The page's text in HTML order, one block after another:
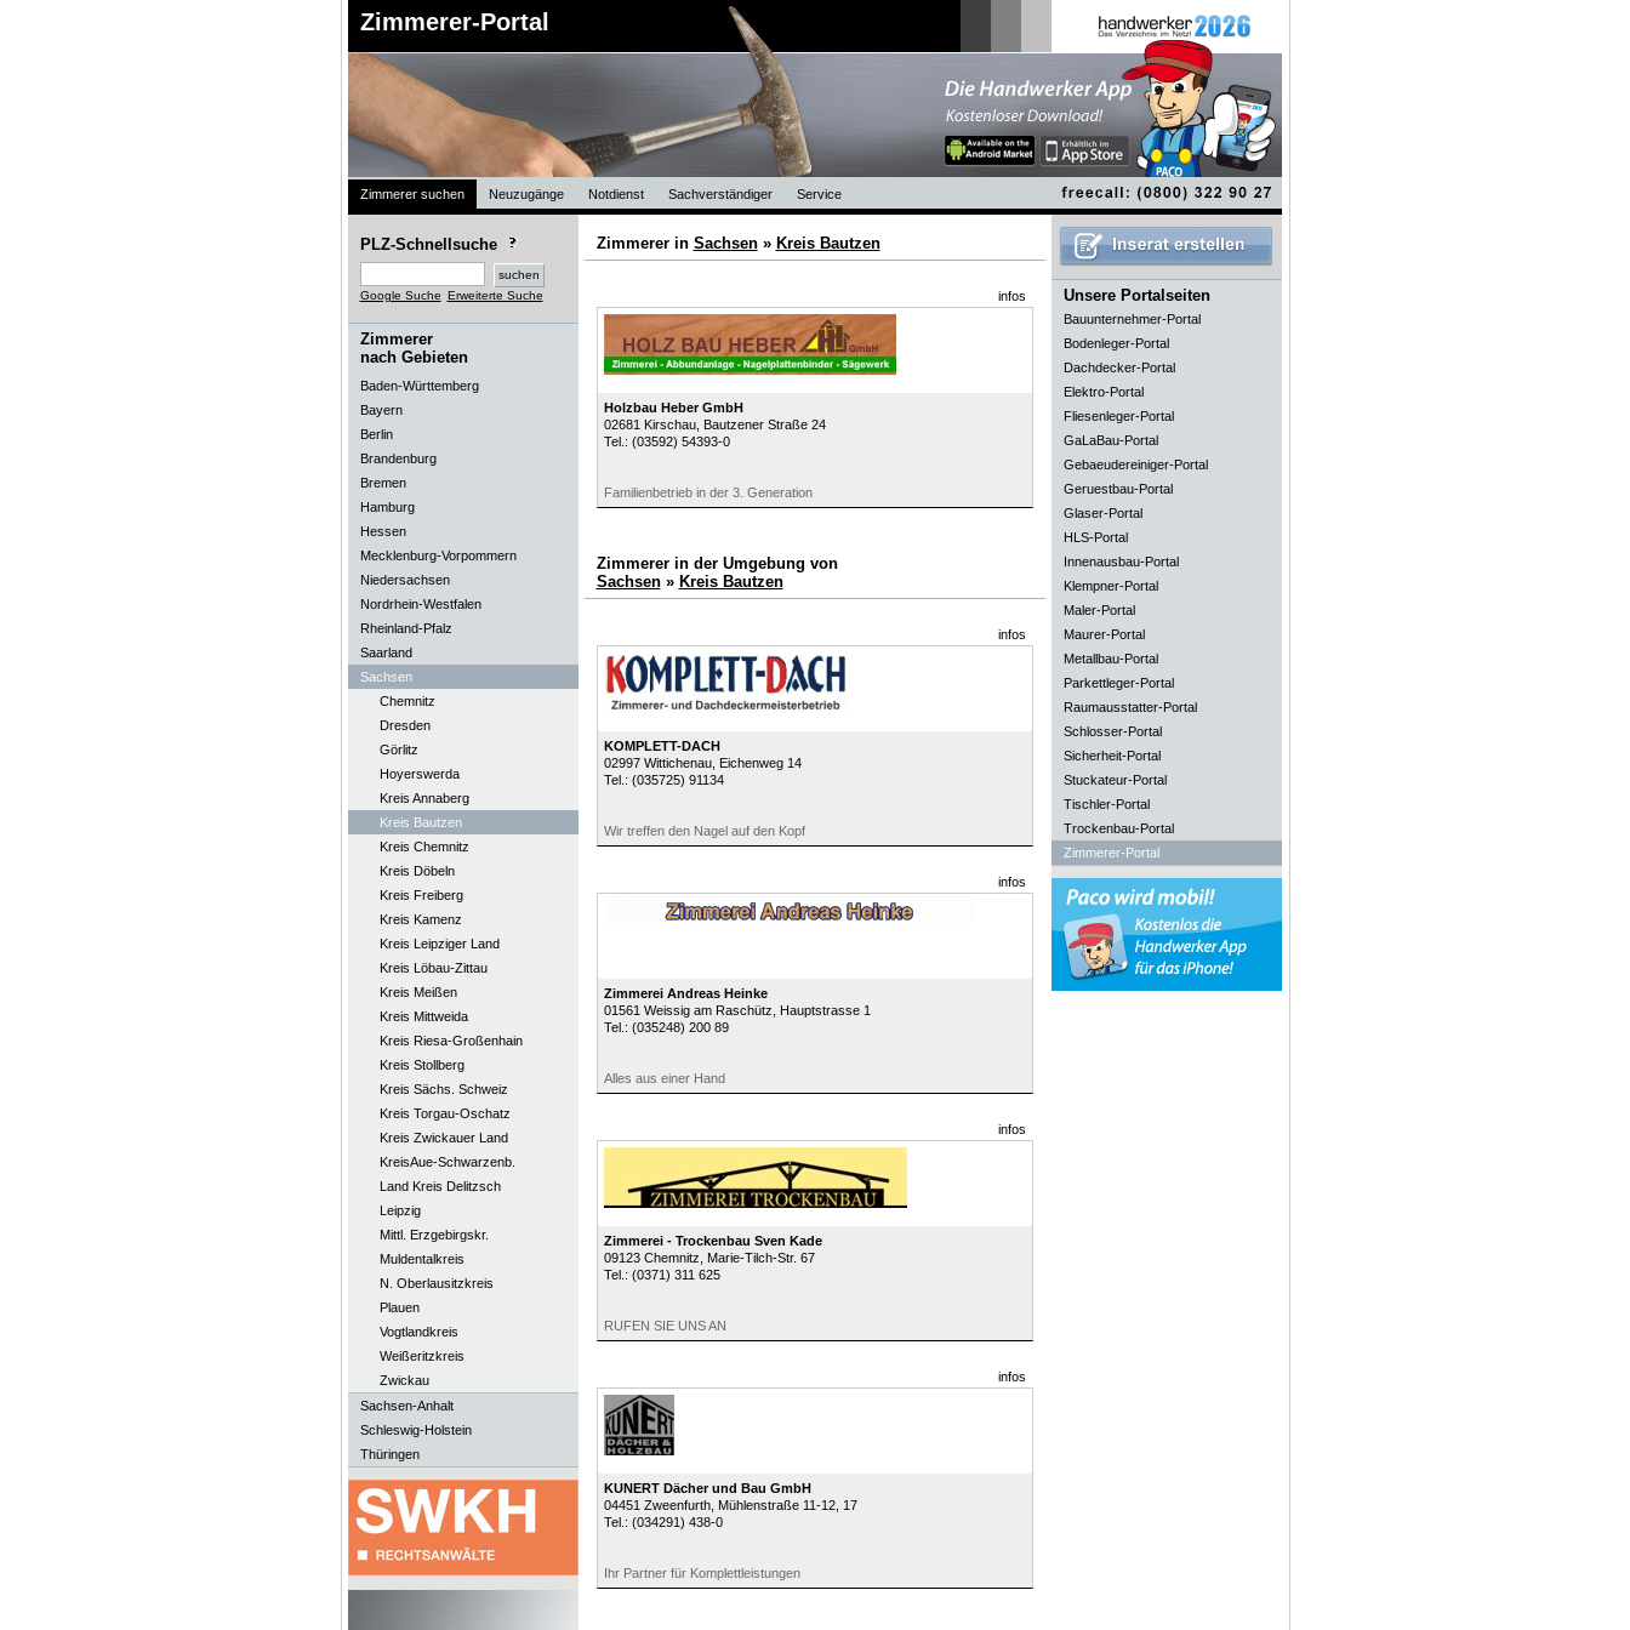
Zimmerer-Portal
Zimmerer suchen Neuzugänge Notdienst Sachverständiger Service
PLZ-Schnellsuche
Google Suche Erweiterte Suche
Zimmerer
nach Gebieten
Baden-Württemberg
Bayern
Berlin
Brandenburg
Bremen
Hamburg
Hessen
Mecklenburg-Vorpommern
Niedersachsen
Nordrhein-Westfalen
Rheinland-Pfalz
Saarland
Sachsen
Chemnitz
Dresden
Görlitz
Hoyerswerda
Kreis Annaberg
Kreis Bautzen
Kreis Chemnitz
Kreis Döbeln
Kreis Freiberg
Kreis Kamenz
Kreis Leipziger Land
Kreis Löbau-Zittau
Kreis Meißen
Kreis Mittweida
Kreis Riesa-Großenhain
Kreis Stollberg
Kreis Sächs. Schweiz
Kreis Torgau-Oschatz
Kreis Zwickauer Land
KreisAue-Schwarzenb.
Land Kreis Delitzsch
Leipzig
Mittl. Erzgebirgskr.
Muldentalkreis
N. Oberlausitzkreis
Plauen
Vogtlandkreis
Weißeritzkreis
Zwickau
Sachsen-Anhalt
Schleswig-Holstein
Thüringen
Zimmerer in Sachsen» Kreis Bautzen
infos
Holzbau Heber GmbH
02681 Kirschau, Bautzener Straße 24
Tel.: (03592) 54393-0
Familienbetrieb in der 3. Generation
Zimmerer in der Umgebung von
Sachsen» Kreis Bautzen
infos
KOMPLETT-DACH
02997 Wittichenau, Eichenweg 14
Tel.: (035725) 91134
Wir treffen den Nagel auf den Kopf
infos
Zimmerei Andreas Heinke
01561 Weissig am Raschütz , Hauptstrasse 1
Tel.: (035248) 200 89
Alles aus einer Hand
infos
Zimmerei - Trockenbau Sven Kade
09123 Chemnitz , Marie-Tilch-Str. 67
Tel.: (0371) 311 625
RUFEN SIE UNS AN
infos
KUNERT Dächer und Bau GmbH
04451 Zweenfurth, Mühlenstraße 11-12, 17
Tel.: (034291) 438-0
Ihr Partner für Komplettleistungen
Unsere Portalseiten
Bauunternehmer-Portal
Bodenleger-Portal
Dachdecker-Portal
Elektro-Portal
Fliesenleger-Portal
GaLaBau-Portal
Gebaeudereiniger-Portal
Geruestbau-Portal
Glaser-Portal
HLS-Portal
Innenausbau-Portal
Klempner-Portal
Maler-Portal
Maurer-Portal
Metallbau-Portal
Parkettleger-Portal
Raumausstatter-Portal
Schlosser-Portal
Sicherheit-Portal
Stuckateur-Portal
Tischler-Portal
Trockenbau-Portal
Zimmerer-Portal